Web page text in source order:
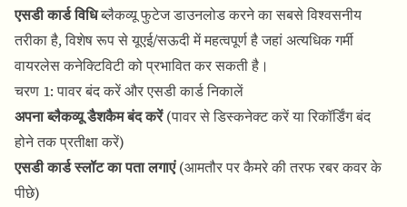
एसडी कार्ड विधिब्लैकव्यू फुटेज डाउनलोड करने का सबसे विश्वसनीय
तरीका है, विशेष रूप से यूएई/सऊदी में महत्वपूर्ण है जहां अत्यधिक गर्मी
वायरलेस कनेक्टिविटी को प्रभावित कर सकती है।
चरण 1: पावर बंद करें और एसडी कार्ड निकालें
अपना ब्लैकव्यू डैशकैम बंद करें(पावर से डिस्कनेक्ट करें या रिकॉर्डिंग बंद
होने तक प्रतीक्षा करें)
एसडी कार्ड स्लॉट का पता लगाएं(आमतौर पर कैमरे की तरफ रबर कवर के
पीछे)